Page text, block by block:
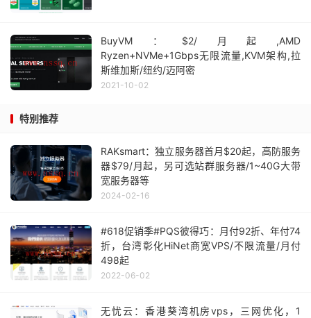
BuyVM：$2/月起,AMD
Ryzen+NVMe+1Gbps无限流量,KVM架构,拉
斯维加斯/纽约/迈阿密
2021-10-02
特别推荐
RAKsmart：独立服务器首月$20起，高防服务
器$79/月起，另可选站群服务器/1~40G大带
宽服务器等
2024-02-16
#618促销季#PQS彼得巧：月付92折、年付74
折，台湾彰化HiNet商宽VPS/不限流量/月付
498起
2022-06-02
无忧云：香港葵湾机房vps，三网优化，1